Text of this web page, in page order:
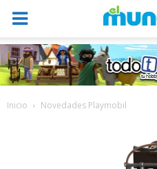
Inicio Novedades Playmobil